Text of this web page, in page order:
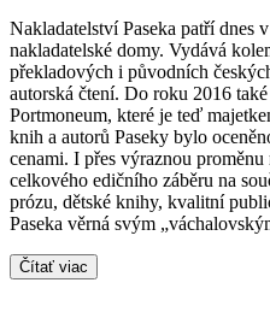
Nakladatelství Paseka patří dnes
nakladatelské domy. Vydává
překladových i původních
autorská čtení. Do roku 2016
Portmoneum, které je teď
knih a autorů Paseky bylo
cenami. I přes výraznou
celkového edičního záběru na
prózu, dětské knihy, kvalitní
Paseka věrná svým
Čítať viac